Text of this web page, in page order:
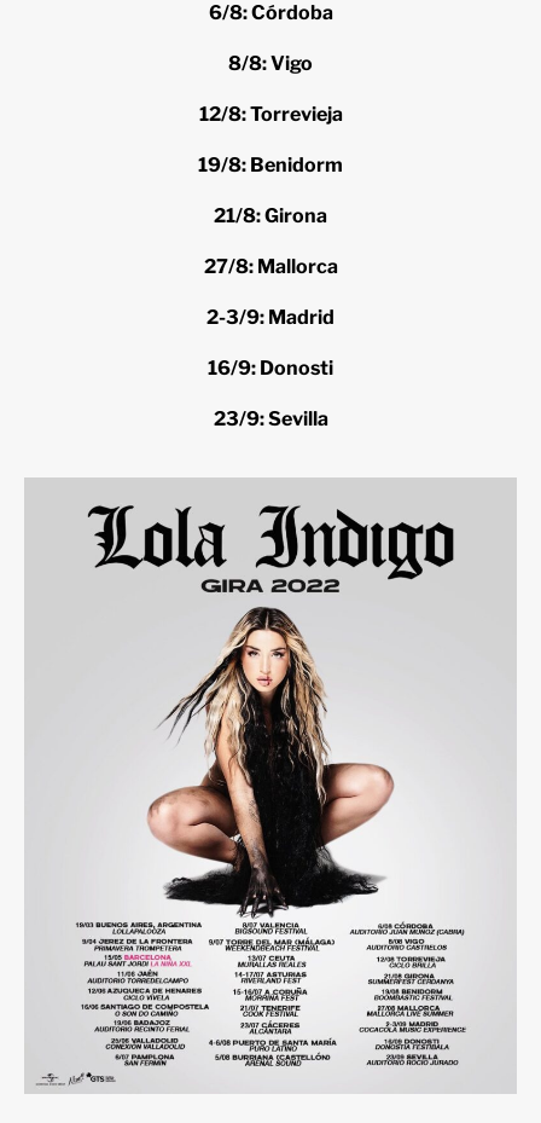
6/8: Córdoba
8/8: Vigo
12/8: Torrevieja
19/8: Benidorm
21/8: Girona
27/8: Mallorca
2-3/9: Madrid
16/9: Donosti
23/9: Sevilla